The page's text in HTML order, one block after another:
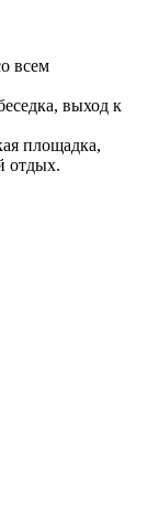
всем
выход к
площадка,
отдых.